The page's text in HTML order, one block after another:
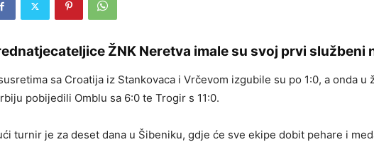
ŽNK Neretva imale su svoj prvi službeni
sa Croatija iz Stankovaca i Vrčevom izgubile su po 1:0, a onda u
pobijedili Omblu sa 6:0 te Trogir s 11:0.
turnir je za deset dana u Šibeniku, gdje će sve ekipe dobit pehare i